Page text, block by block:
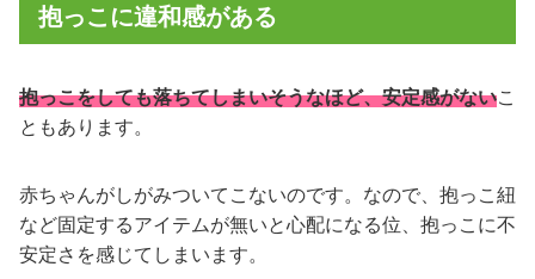
抱っこに違和感がある
抱っこをしても落ちてしまいそうなほど、安定感がないこ
ともあります。
赤ちゃんがしがみついてこないのです。なので、抱っこ紐
など固定するアイテムが無いと心配になる位、抱っこに不
安定さを感じてしまいます。